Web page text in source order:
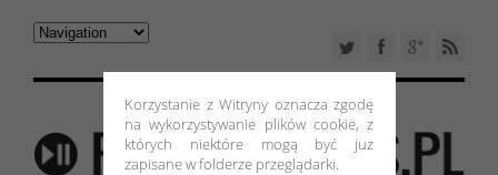
Korzystanie z Witryny oznacza zgodę
na wykorzystywanie plików cookie, z
których niektóre mogą być już
zapisane w folderze przeglądarki.